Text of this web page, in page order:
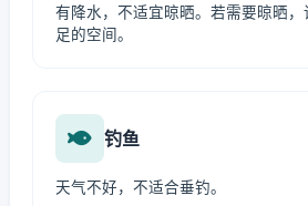
有降水，不适宜晾晒。若需要晾晒
足的空间。
钓鱼
天气不好，不适合垂钓。